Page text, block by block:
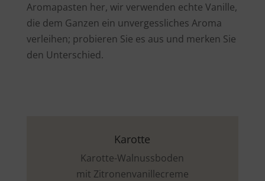
Aromapasten her, wir verwenden echte Vanille,
die dem Ganzen ein unvergessliches Aroma
verleihen; probieren Sie es aus und merken Sie
den Unterschied.
Karotte
Karotte-Walnussboden
mit Zitronenvanillecreme